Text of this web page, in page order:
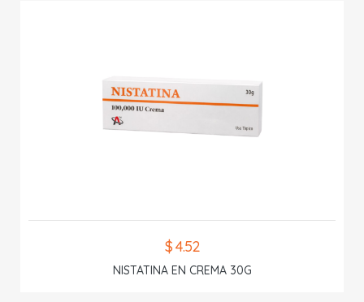
$ 4.52
NISTATINA EN CREMA 30G